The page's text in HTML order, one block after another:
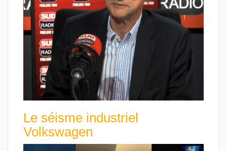
Le séisme industriel
Volkswagen